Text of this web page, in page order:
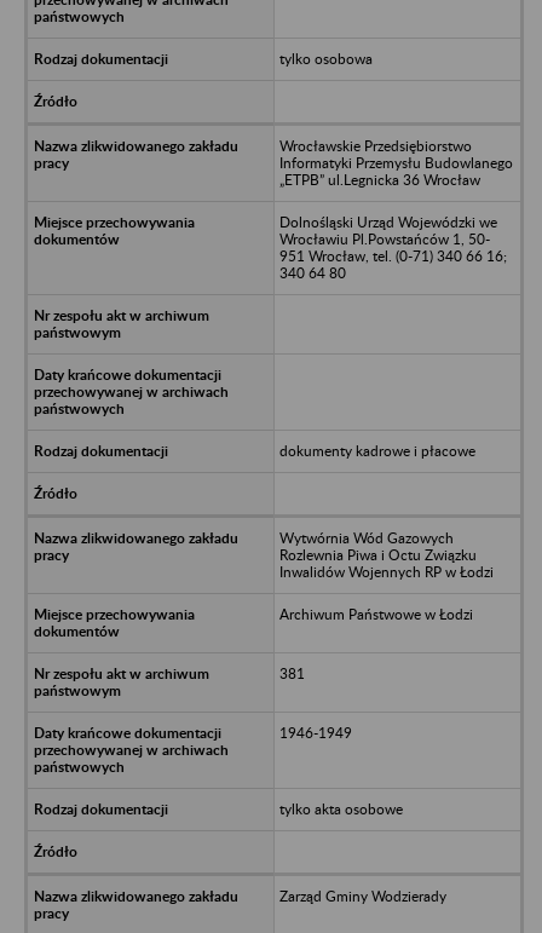
tylko osobowa
Wrocławskie Przedsiębiorstwo
Informatyki Przemysłu Budowlanego
„ETPB” ul.Legnicka 36 Wrocław
Dolnośląski Urząd Wojewódzki we
Wrocławiu Pl.Powstańców 1, 50-
951 Wrocław, tel. (0-71) 340 66 16;
340 64 80
dokumenty kadrowe i płacowe
Wytwórnia Wód Gazowych
Rozlewnia Piwa i Octu Związku
Inwalidów Wojennych RP w Łodzi
Archiwum Państwowe w Łodzi
381
1946-1949
tylko akta osobowe
Zarząd Gminy Wodzierady